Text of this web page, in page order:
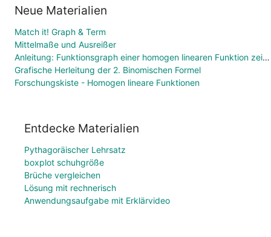
Neue Materialien
Match it! Graph & Term
Mittelmaße und Ausreißer
Anleitung: Funktionsgraph einer homogen linearen Funktion zeichnen
Grafische Herleitung der 2. Binomischen Formel
Forschungskiste - Homogen lineare Funktionen
Entdecke Materialien
Pythagoräischer Lehrsatz
boxplot schuhgröße
Brüche vergleichen
Lösung mit rechnerisch
Anwendungsaufgabe mit Erklärvideo